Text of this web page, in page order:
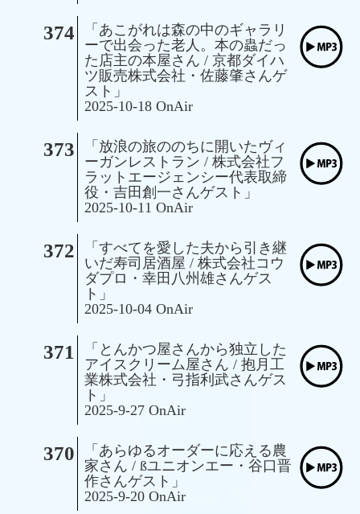
374
「あこがれは森の中のギャラリ
ーで出会った老人。本の蟲だっ
た店主の本屋さん / 京都ダイハ
ツ販売株式会社・佐藤肇さんゲ
スト」
2025-10-18 OnAir
373
「放浪の旅ののちに開いたヴィ
ーガンレストラン / 株式会社フ
ラットエージェンシー代表取締
役・吉田創一さんゲスト」
2025-10-11 OnAir
372
「すべてを愛した夫から引き継
いだ寿司居酒屋 / 株式会社コウ
ダプロ・幸田八州雄さんゲス
ト」
2025-10-04 OnAir
371
「とんかつ屋さんから独立した
アイスクリーム屋さん / 抱月工
業株式会社・弓指利武さんゲス
ト」
2025-9-27 OnAir
370
「あらゆるオーダーに応える農
家さん / ßユニオンエー・谷口晋
作さんゲスト」
2025-9-20 OnAir